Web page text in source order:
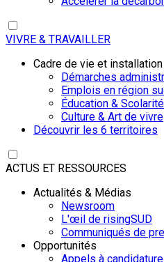
VIVRE & TRAVAILLER
Cadre de vie et installation
Démarches
Emplois en région
Éducation &
Culture & Art de vivre
Découvrir les 6 territoires
ACTUS ET RESSOURCES
Actualités & Médias
Newsroom
L'œil de risingSUD
Communiqués de
Opportunités
Appels à